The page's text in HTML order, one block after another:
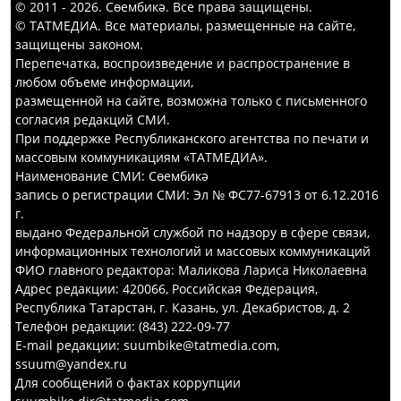
© 2011 - 2026. Сөембикә. Все права защищены.
© ТАТМЕДИА. Все материалы, размещенные на сайте,
защищены законом.
Перепечатка, воспроизведение и распространение в
любом объеме информации,
размещенной на сайте, возможна только с письменного
согласия редакций СМИ.
При поддержке Республиканского агентства по печати и
массовым коммуникациям «ТАТМЕДИА».
Наименование СМИ: Сөембикә
запись о регистрации СМИ: Эл № ФС77-67913 от 6.12.2016
г.
выдано Федеральной службой по надзору в сфере связи,
информационных технологий и массовых коммуникаций
ФИО главного редактора: Маликова Лариса Николаевна
Адрес редакции: 420066, Российская Федерация,
Республика Татарстан, г. Казань, ул. Декабристов, д. 2
Телефон редакции: (843) 222-09-77
E-mail редакции: suumbike@tatmedia.com,
ssuum@yandex.ru
Для сообщений о фактах коррупции